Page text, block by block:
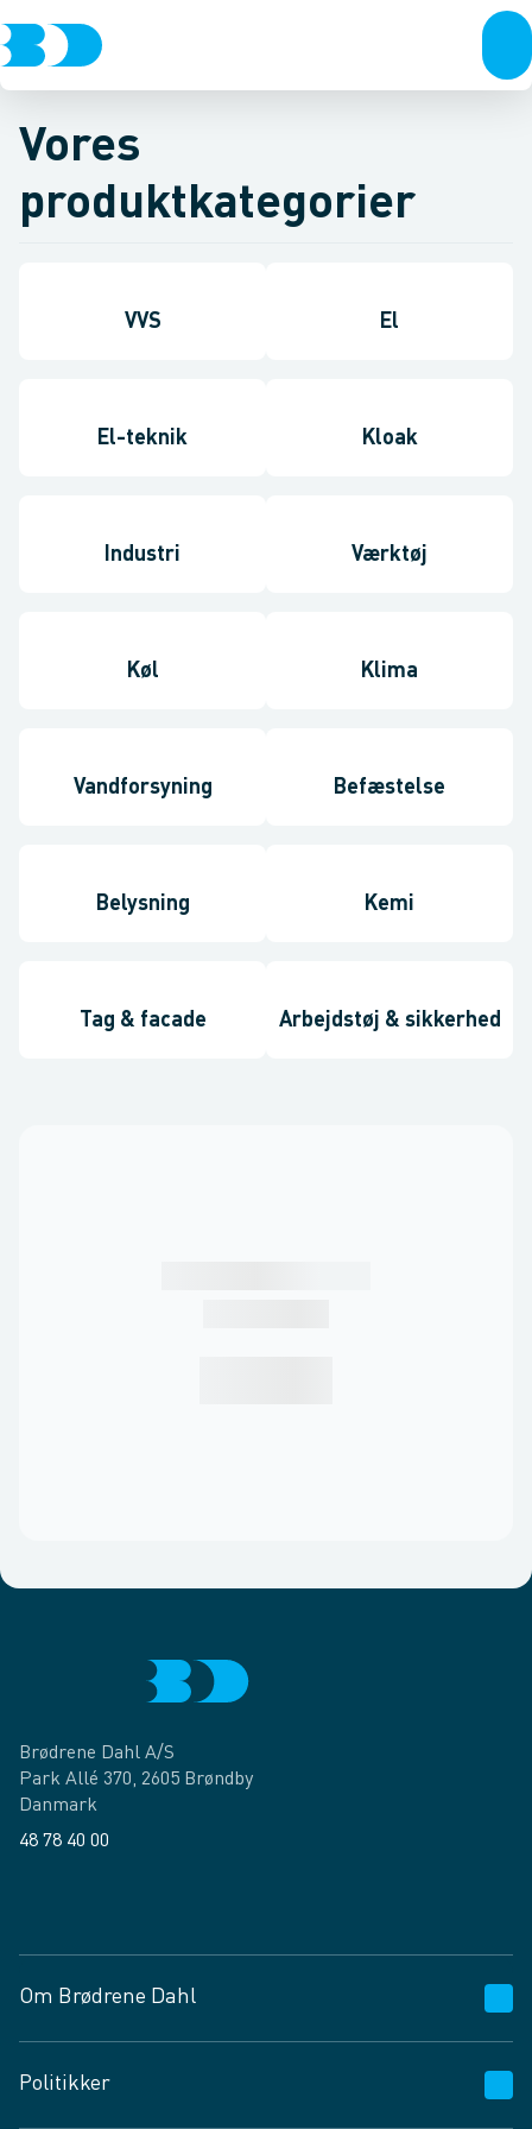
Vores
produktkategorier
VVS El
El-teknik Kloak
Industri Værktøj
Køl Klima
Vandforsyning Befæstelse
Belysning Kemi
Tag & facade Arbejdstøj & sikkerhed
Brødrene Dahl A/S
Park Allé 370, 2605 Brøndby
Danmark
48 78 40 00
Om Brødrene Dahl
Vagttelefon 30 10 89 89
Politikker